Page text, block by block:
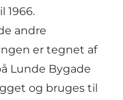
1966.
andre
er tegnet af
Lunde Bygade
og bruges til